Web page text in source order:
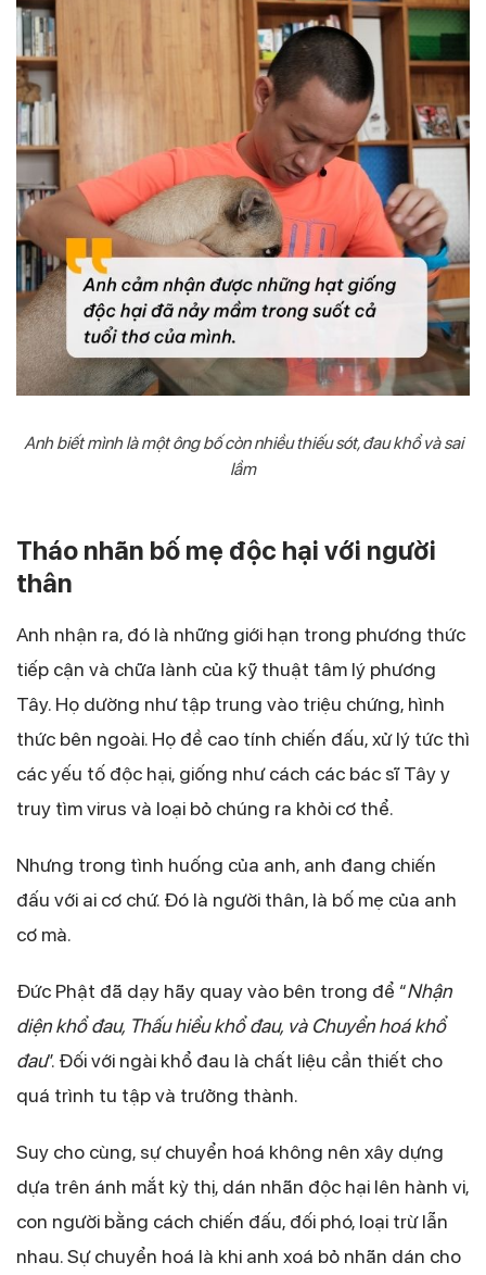
Anh biết mình là một ông bố còn nhiều thiếu sót, đau khổ và sai
lầm
Tháo nhãn bố mẹ độc hại với người
thân
Anh nhận ra, đó là những giới hạn trong phương thức
tiếp cận và chữa lành của kỹ thuật tâm lý phương
Tây. Họ dường như tập trung vào triệu chứng, hình
thức bên ngoài. Họ đề cao tính chiến đấu, xử lý tức thì
các yếu tố độc hại, giống như cách các bác sĩ Tây y
truy tìm virus và loại bỏ chúng ra khỏi cơ thể.
Nhưng trong tình huống của anh, anh đang chiến
đấu với ai cơ chứ. Đó là người thân, là bố mẹ của anh
cơ mà.
Đức Phật đã dạy hãy quay vào bên trong để “Nhận
diện khổ đau, Thấu hiểu khổ đau, và Chuyển hoá khổ
đau”. Đối với ngài khổ đau là chất liệu cần thiết cho
quá trình tu tập và trưởng thành.
Suy cho cùng, sự chuyển hoá không nên xây dựng
dựa trên ánh mắt kỳ thị, dán nhãn độc hại lên hành vi,
con người bằng cách chiến đấu, đối phó, loại trừ lẫn
nhau. Sự chuyển hoá là khi anh xoá bỏ nhãn dán cho